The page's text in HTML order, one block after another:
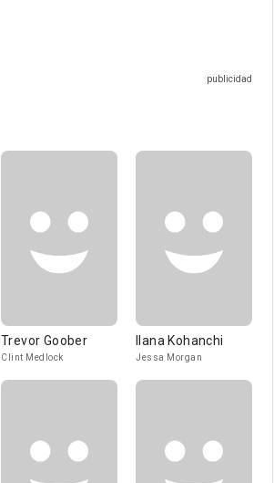
Trevor Goober
Clint Medlock
Ilana Kohanchi
Jessa Morgan